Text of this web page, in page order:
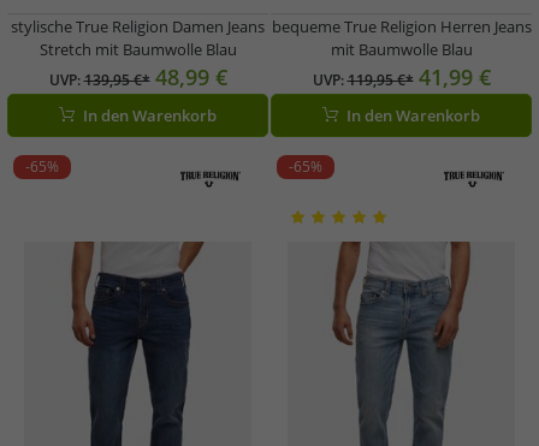
stylische True Religion Damen Jeans
Stretch mit Baumwolle Blau
UVP:139,95 €* 48,99 €
In den Warenkorb
bequeme True Religion Herren Jeans
mit Baumwolle Blau
UVP:119,95 €* 41,99 €
In den Warenkorb
-65% -65%